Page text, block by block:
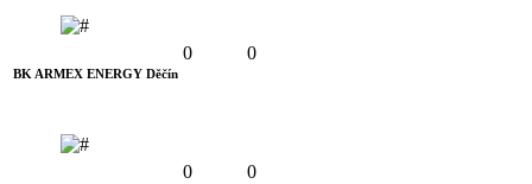
BK ARMEX ENERGY Děčín
0 0
0 0